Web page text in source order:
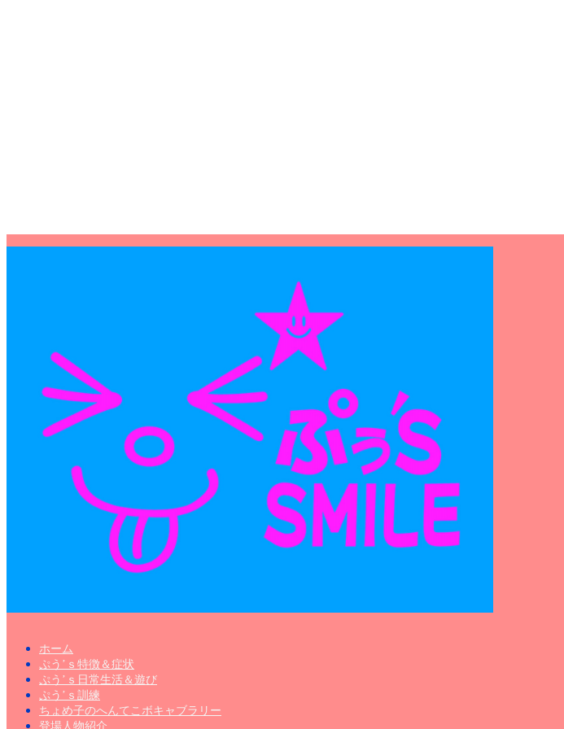
ホーム
ぷう’ｓ特徴＆症状
ぷう’ｓ日常生活＆遊び
ぷう’ｓ訓練
ちょめ子のへんてこボキャブラリー
登場人物紹介